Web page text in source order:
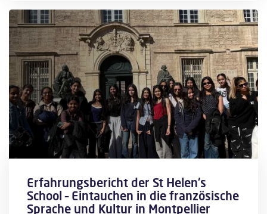
Erfahrungsbericht der St Helen's
School – Eintauchen in die französische
Sprache und Kultur in Montpellier